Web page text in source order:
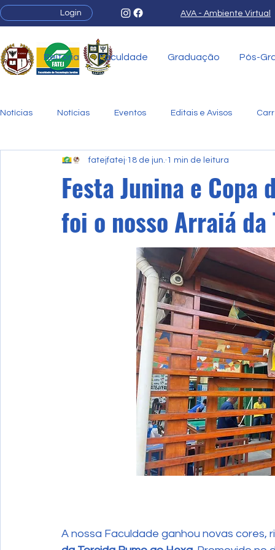
Login AVA - Ambiente Virtual
Reitoria Faculdade Graduação Pós-
Notícias Notícias Eventos Editais e Avisos
Pós-Graduação
Festa Junina e Copa
foi o nosso Arraiá da
fatejfatej 18 de jun. 1 min de leitura
A nossa Faculdade ganhou novas